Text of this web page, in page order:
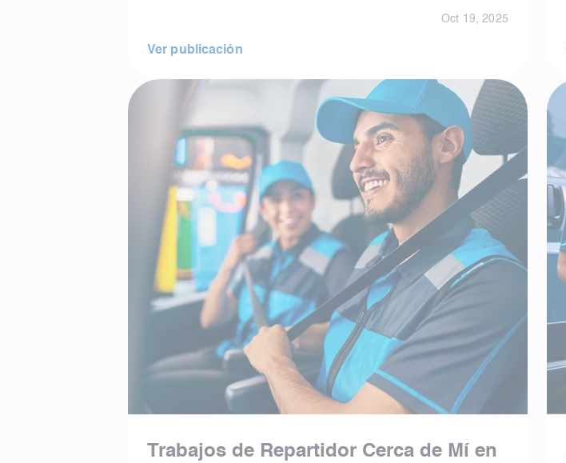
Oct 19, 2025
Ver publicación
Trabajos de Repartidor Cerca de Mí en